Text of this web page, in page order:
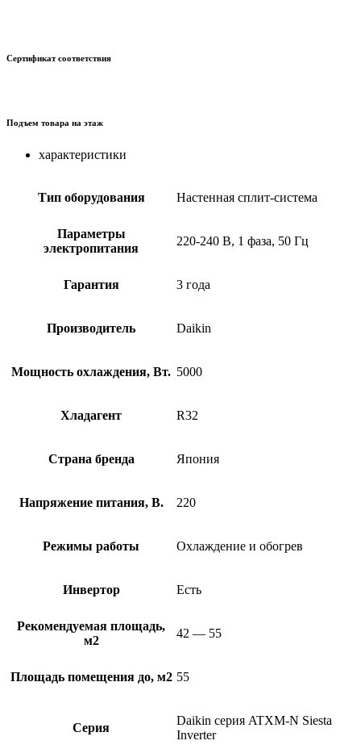
Сертификат соответствия
Подъем товара на этаж
характеристики
Тип оборудования Настенная сплит-система
Параметры
электропитания
220-240 В, 1 фаза, 50 Гц
Гарантия 3 года
Производитель Daikin
Мощность охлаждения, Вт. 5000
Хладагент R32
Страна бренда Япония
Напряжение питания, В. 220
Режимы работы Охлаждение и обогрев
Инвертор Есть
Рекомендуемая площадь,
м2
42 — 55
Площадь помещения до, м2 55
Серия
Daikin серия ATXM-N Siesta
Inverter